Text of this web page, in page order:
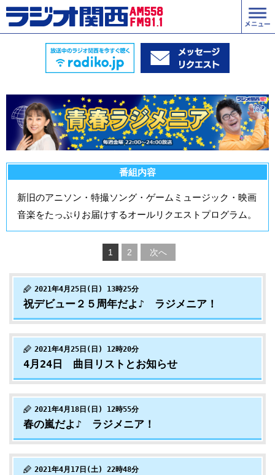
番組内容
新旧のアニソン・特撮ソング・ゲームミュージック・映画
音楽をたっぷりお届けするオールリクエストプログラム。
1 2 次へ
2021年4月25日(日) 13時25分
祝デビュー２５周年だよ♪ ラジメニア！
2021年4月25日(日) 12時20分
4月24日 曲目リストとお知らせ
2021年4月18日(日) 12時55分
春の嵐だよ♪ ラジメニア！
2021年4月17日(土) 22時48分